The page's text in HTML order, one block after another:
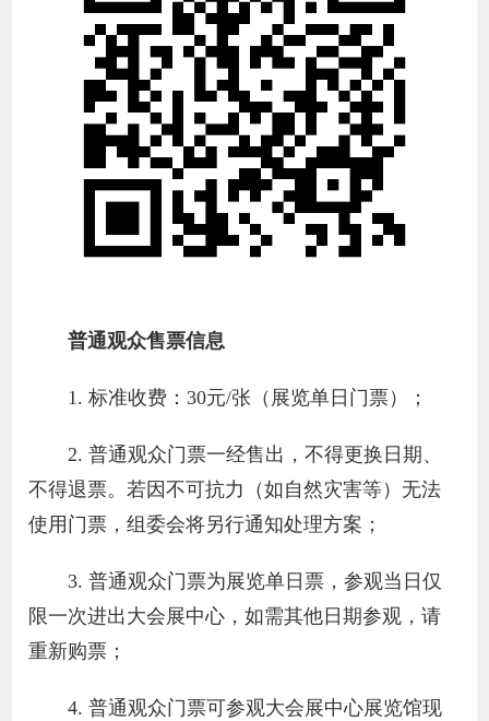
普通观众售票信息
1. 标准收费：30元/张（展览单日门票）；
2. 普通观众门票一经售出，不得更换日期、
不得退票。若因不可抗力（如自然灾害等）无法
使用门票，组委会将另行通知处理方案；
3. 普通观众门票为展览单日票，参观当日仅
限一次进出大会展中心，如需其他日期参观，请
重新购票；
4. 普通观众门票可参观大会展中心展览馆现